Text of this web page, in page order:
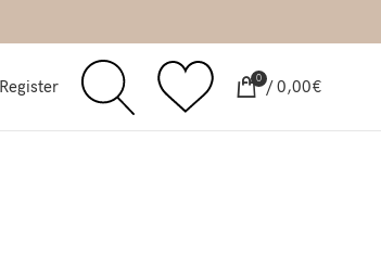
0 / 0,00€